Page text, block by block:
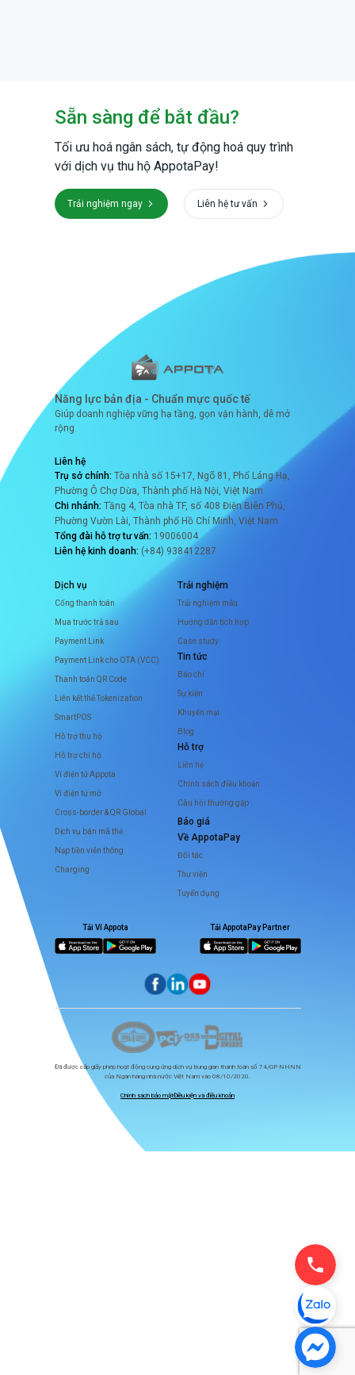
Sẵn sàng để bắt đầu?
Tối ưu hoá ngân sách, tự động hoá quy trình
với dịch vụ thu hộ AppotaPay!
Trải nghiệm ngay Liên hệ tư vấn
Năng lực bản địa - Chuẩn mực quốc tế
Giúp doanh nghiệp vững hạ tầng, gọn vận hành, dễ mở
rộng.
Liên hệ
Trụ sở chính: Tòa nhà số 15+17, Ngõ 81, Phố Láng Hạ,
Phường Ô Chợ Dừa, Thành phố Hà Nội, Việt Nam
Chi nhánh: Tầng 4, Tòa nhà TF, số 408 Điện Biên Phủ,
Phường Vườn Lài, Thành phố Hồ Chí Minh, Việt Nam
Tổng đài hỗ trợ tư vấn: 19006004
Liên hệ kinh doanh: (+84) 938412287
Dịch vụ
Cổng thanh toán
Mua trước trả sau
Payment Link
Payment Link cho OTA (VCC)
Thanh toán QR Code
Liên kết thẻ Tokenization
SmartPOS
Hỗ trợ thu hộ
Hỗ trợ chi hộ
Ví điện tử Appota
Ví điện tử mở
Cross-border & QR Global
Dịch vụ bán mã thẻ
Nạp tiền viễn thông
Charging
Trải nghiệm
Trải nghiệm mẫu
Hướng dẫn tích hợp
Case study
Tin tức
Báo chí
Sự kiện
Khuyến mại
Blog
Hỗ trợ
Liên hệ
Chính sách điều khoản
Câu hỏi thường gặp
Báo giá
Về AppotaPay
Đối tác
Thư viện
Tuyển dụng
Tải Ví Appota Tải AppotaPay Partner
Đã được cấp giấy phép hoạt động cung ứng dịch vụ trung gian thanh toán số 74/GP-NHNN
của Ngân hàng nhà nước Việt Nam vào 08/10/2020.
Chính sách bảo mậtĐiều kiện và điều khoản